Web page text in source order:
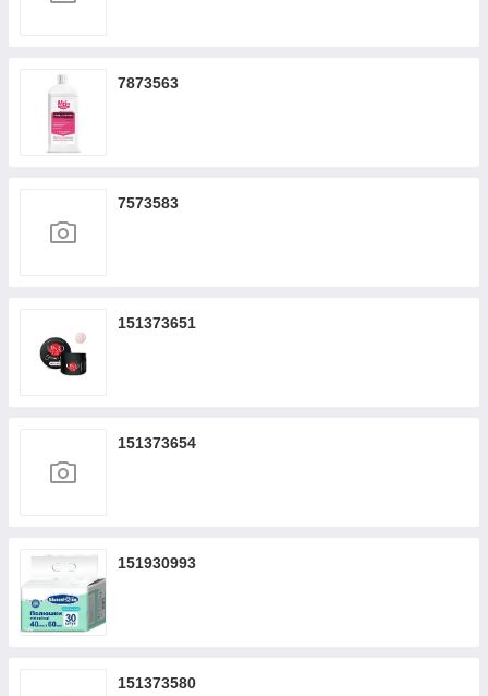
7873563
7573583
151373651
151373654
151930993
151373580